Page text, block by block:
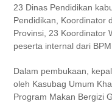
23 Dinas Pendidikan
Pendidikan, Koordinator
Provinsi, 23 Koordinator
peserta internal dari
Dalam pembukaan,
oleh Kasubag Umum
Program Makan Bergizi